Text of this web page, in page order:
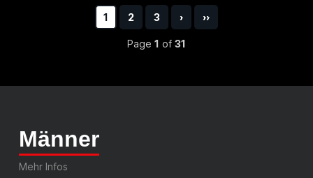
1 2 3 › ››
Page 1 of 31
Männer
Mehr Infos